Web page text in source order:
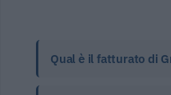
Qual è il fatturato di